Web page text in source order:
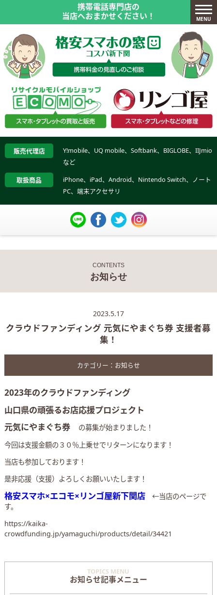
携帯電話専門店の
当店へおまかせください！
販売代理店
Y!mobile、UQ mobile、Softbank、BIGLOBE、IIJmio
など
取扱商品
iPhone、iPad、Android、Nintendo Switch、ノート
PC、端末アクセサリ
MENU
CONTENTS
お知らせ
2023.5.17
クラウドファンディング 元気にやまぐち券 支援者募
集！
カテゴリー： お知らせ
2023年のクラウドファンディング
山口県の頑張るお店応援プロジェクト
元気にやまぐち券
の募集が始まりました！
今回は支援金額の３０％上乗せでリターンになります！
当店も参加しております！
是非応援（支援）よろしくお願いいたします！
格安スマホ×エコモ×リンゴ屋新下関店←当店のページで
す。
https://kaika-
crowdfunding.jp/yamaguchi/products/detail/34421
TOPICS MENU
お知らせ記事メニュー